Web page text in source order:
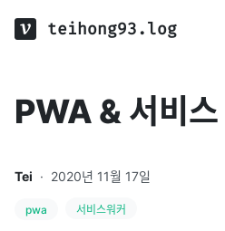
teihong93.log
PWA & 서비스
Tei · 2020년 11월 17일
pwa 서비스워커